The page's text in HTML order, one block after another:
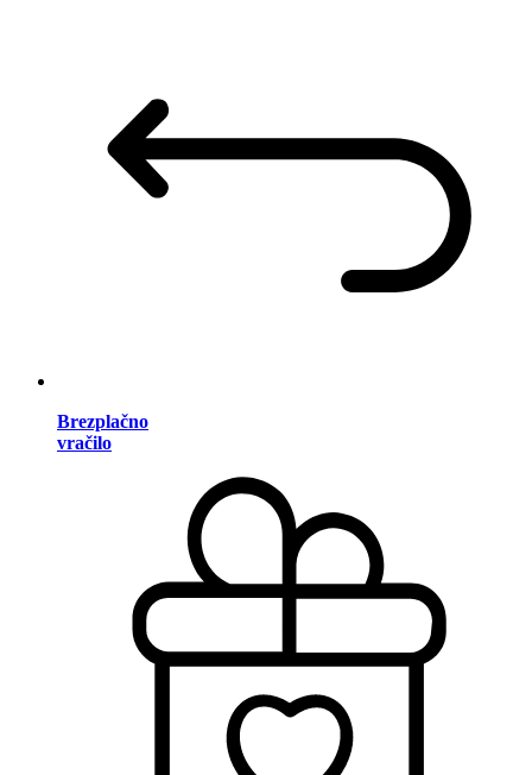
Brezplačno
vračilo